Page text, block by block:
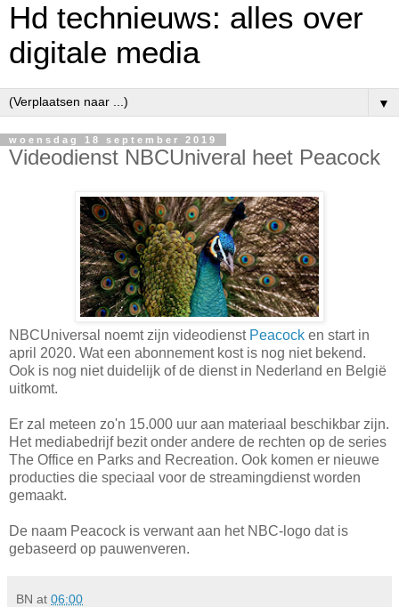
Hd technieuws: alles over
digitale media
▼
woensdag 18 september 2019
Videodienst NBCUniveral heet Peacock
NBCUniversal noemt zijn videodienst Peacock en start in
april 2020. Wat een abonnement kost is nog niet bekend.
Ook is nog niet duidelijk of de dienst in Nederland en België
uitkomt.
Er zal meteen zo'n 15.000 uur aan materiaal beschikbar zijn.
Het mediabedrijf bezit onder andere de rechten op de series
The Office en Parks and Recreation. Ook komen er nieuwe
producties die speciaal voor de streamingdienst worden
gemaakt.
De naam Peacock is verwant aan het NBC-logo dat is
gebaseerd op pauwenveren.
BN at 06:00